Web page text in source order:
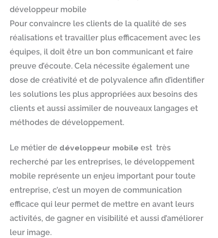
développeur mobile
Pour convaincre les clients de la qualité de ses
réalisations et travailler plus efficacement avec les
équipes, il doit être un bon communicant et faire
preuve d’écoute. Cela nécessite également une
dose de créativité et de polyvalence afin d’identifier
les solutions les plus appropriées aux besoins des
clients et aussi assimiler de nouveaux langages et
méthodes de développement.
Le métier de développeur mobile est très
recherché par les entreprises, le développement
mobile représente un enjeu important pour toute
entreprise, c’est un moyen de communication
efficace qui leur permet de mettre en avant leurs
activités, de gagner en visibilité et aussi d’améliorer
leur image.